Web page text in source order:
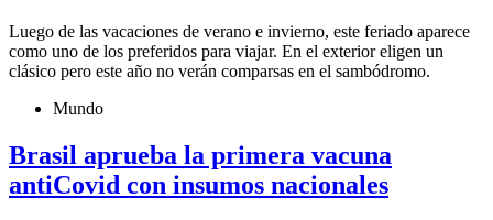
Luego de las vacaciones de verano e invierno, este feriado aparece
como uno de los preferidos para viajar. En el exterior eligen un
clásico pero este año no verán comparsas en el sambódromo.
Mundo
Brasil aprueba la primera vacuna
antiCovid con insumos nacionales